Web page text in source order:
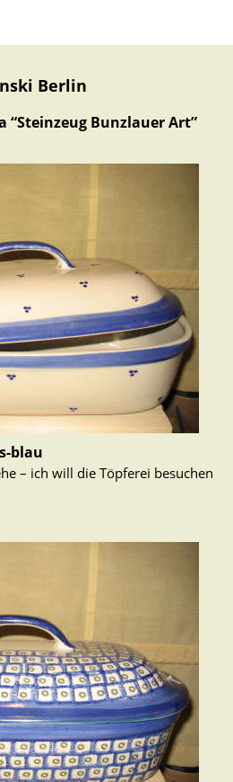
Berlin
“Steinzeug Bunzlauer Art”
blau
– ich will die Töpferei besuchen